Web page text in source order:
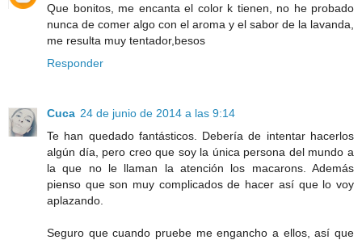
Que bonitos, me encanta el color k tienen, no he probado
nunca de comer algo con el aroma y el sabor de la lavanda,
me resulta muy tentador,besos
Responder
Cuca 24 de junio de 2014 a las 9:14
Te han quedado fantásticos. Debería de intentar hacerlos
algún día, pero creo que soy la única persona del mundo a
la que no le llaman la atención los macarons. Además
pienso que son muy complicados de hacer así que lo voy
aplazando.
Seguro que cuando pruebe me engancho a ellos, así que